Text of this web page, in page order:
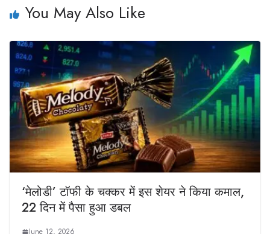
You May Also Like
‘मेलोडी’ टॉफी के चक्कर में इस शेयर ने किया कमाल,
22 दिन में पैसा हुआ डबल
June 12, 2026